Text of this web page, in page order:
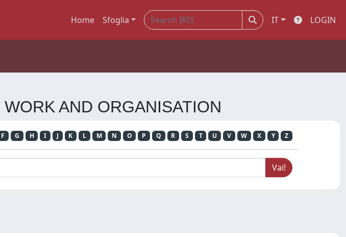
Home Sfoglia IT LOGIN
AND ORGANISATION
F G H I J K L M N O P Q R S T U V W X Y Z